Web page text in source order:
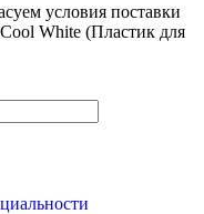
условия поставки
White (Пластик для